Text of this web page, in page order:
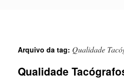
Arquivo da tag: Qualidade
Qualidade